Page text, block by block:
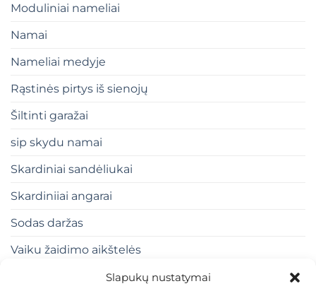
Slapukų nustatymai
Moduliniai nameliai
Namai
Nameliai medyje
Rąstinės pirtys iš sienojų
Šiltinti garažai
sip skydu namai
Skardiniai sandėliukai
Skardiniiai angarai
Sodas daržas
Vaiku žaidimo aikštelės